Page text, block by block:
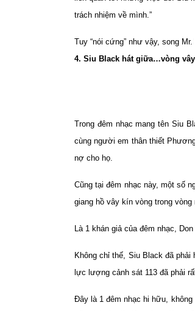
trách nhiệm về mình.”
Tuy “nói cứng” như vậy, song
4. Siu Black hát giữa…vòng
Trong đêm nhạc mang tên Siu
cùng người em thân thiết
nợ cho họ.
Cũng tại đêm nhạc này, một số
giang hồ vây kín vòng trong vòng
Là 1 khán giả của đêm nhạc,
Không chỉ thế, Siu Black đã
lực lượng cảnh sát 113 đã phải
Đây là 1 đêm nhạc hi hữu,